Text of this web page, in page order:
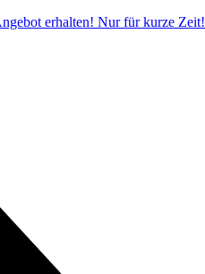
erhalten! Nur für kurze Zeit!